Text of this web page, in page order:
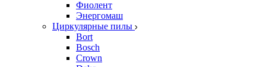
Фиолент
Энергомаш
Циркулярные пилы
Bort
Bosch
Crown